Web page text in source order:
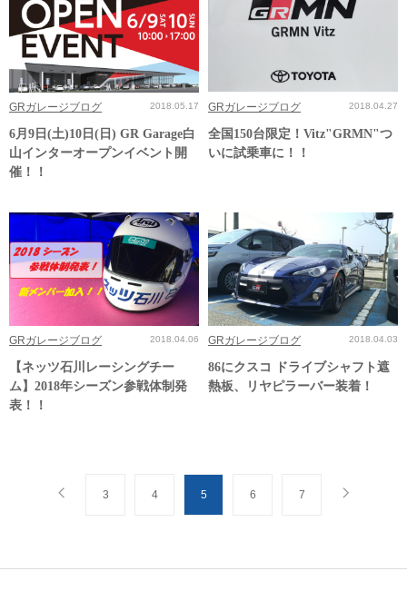
GRガレージブログ 2018.05.17
6月9日(土)10日(日) GR Garage白
山インターオープンイベント開
催！！
GRガレージブログ 2018.04.27
全国150台限定！Vitz"GRMN"つ
いに試乗車に！！
GRガレージブログ 2018.04.06
【ネッツ石川レーシングチー
ム】2018年シーズン参戦体制発
表！！
GRガレージブログ 2018.04.03
86にクスコ ドライブシャフト遮
熱板、リヤピラーバー装着！
3 4 5 6 7